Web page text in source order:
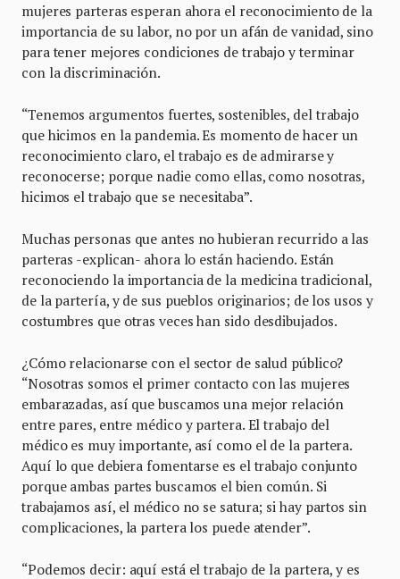
mujeres parteras esperan ahora el reconocimiento de la
importancia de su labor, no por un afán de vanidad, sino
para tener mejores condiciones de trabajo y terminar
con la discriminación.
“Tenemos argumentos fuertes, sostenibles, del trabajo
que hicimos en la pandemia. Es momento de hacer un
reconocimiento claro, el trabajo es de admirarse y
reconocerse; porque nadie como ellas, como nosotras,
hicimos el trabajo que se necesitaba”.
Muchas personas que antes no hubieran recurrido a las
parteras -explican- ahora lo están haciendo. Están
reconociendo la importancia de la medicina tradicional,
de la partería, y de sus pueblos originarios; de los usos y
costumbres que otras veces han sido desdibujados.
¿Cómo relacionarse con el sector de salud público?
“Nosotras somos el primer contacto con las mujeres
embarazadas, así que buscamos una mejor relación
entre pares, entre médico y partera. El trabajo del
médico es muy importante, así como el de la partera.
Aquí lo que debiera fomentarse es el trabajo conjunto
porque ambas partes buscamos el bien común. Si
trabajamos así, el médico no se satura; si hay partos sin
complicaciones, la partera los puede atender”.
“Podemos decir: aquí está el trabajo de la partera, y es